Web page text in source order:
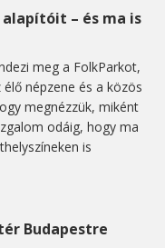
– és ma is
meg a FolkParkot,
népzene és a közös
megnézzük, miként
odáig, hogy ma
is
Budapestre